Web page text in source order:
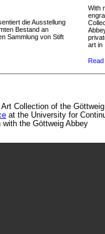
die Ausstellung
Bestand an
Sammlung von Stift
With
art in
Art Collection of the
at the University for
with the Göttweig Abbey